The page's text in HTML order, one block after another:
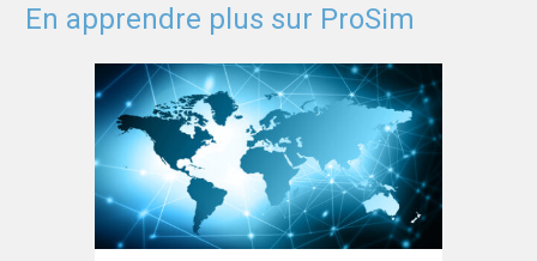
En apprendre plus sur ProSim